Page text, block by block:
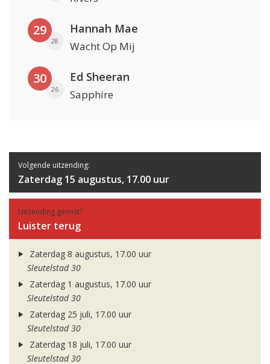
29
28
Hannah Mae
Wacht Op Mij
30
26
Ed Sheeran
Sapphire
Volgende uitzending:
Zaterdag 15 augustus, 17.00 uur
Uitzending gemist?
Luister terug
Zaterdag 8 augustus, 17.00 uur
Sleutelstad 30
Zaterdag 1 augustus, 17.00 uur
Sleutelstad 30
Zaterdag 25 juli, 17.00 uur
Sleutelstad 30
Zaterdag 18 juli, 17.00 uur
Sleutelstad 30